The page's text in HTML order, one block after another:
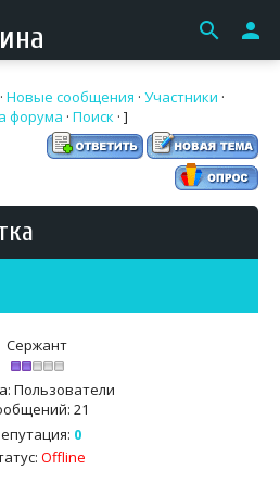
search person
· Новые сообщения · Участники ·
форума · Поиск · ]
Сержант
Пользователи
21
0
Offline